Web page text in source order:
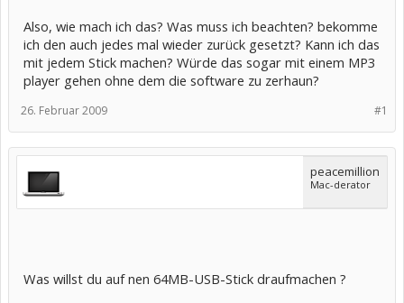
Also, wie mach ich das? Was muss ich beachten? bekomme
ich den auch jedes mal wieder zurück gesetzt? Kann ich das
mit jedem Stick machen? Würde das sogar mit einem MP3
player gehen ohne dem die software zu zerhaun?
#1
26. Februar 2009
peacemillion
Mac-derator
Was willst du auf nen 64MB-USB-Stick draufmachen ?